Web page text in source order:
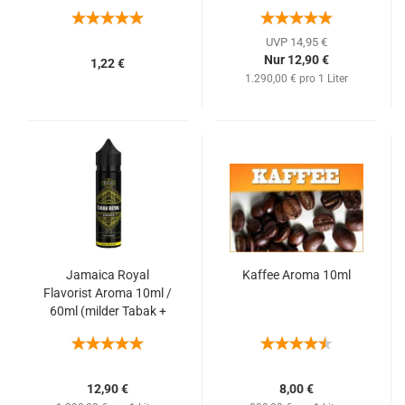
1,22 €
Vanille)
UVP 14,95 €
Nur 12,90 €
1.290,00 € pro 1 Liter
Jamaica Royal
Flavorist Aroma 10ml /
60ml (milder Tabak +
Rum)
12,90 €
Kaffee Aroma 10ml
8,00 €